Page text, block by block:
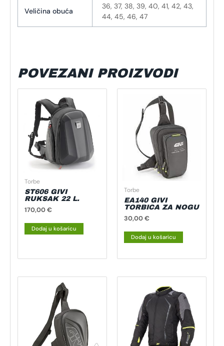
Veličina obuća
36, 37, 38, 39, 40, 41, 42, 43,
44, 45, 46, 47
POVEZANI PROIZVODI
Torbe
ST606 GIVI
RUKSAK 22 L.
170,00€
Dodaj u košaricu
Torbe
EA140 GIVI
TORBICA ZA NOGU
30,00€
Dodaj u košaricu
proizvod
ima
više
varijanti.
Opcije